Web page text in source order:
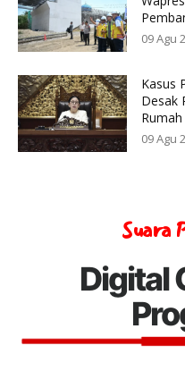
09 Agu
Kasus
Desak
09 Agu
Suara
Digital